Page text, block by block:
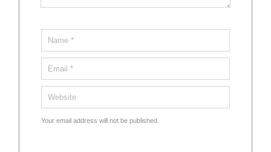
Your email address will not be published.